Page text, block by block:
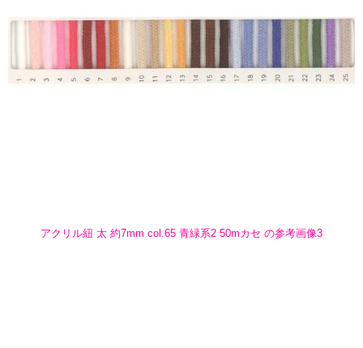
アクリル紐 太 約7mm col.65 青緑系2 50mカセ の参考画像3